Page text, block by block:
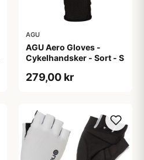
AGU
AGU Aero Gloves -
Cykelhandsker - Sort - S
279,00 kr